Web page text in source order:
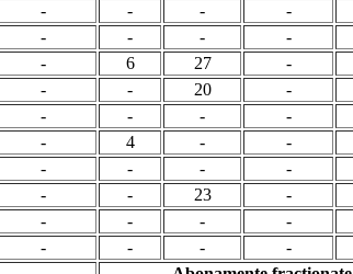
- - - -
- - - -
- 6 27 -
- - 20 -
- - - -
- 4 - -
- - - -
- - 23 -
- - - -
- - - -